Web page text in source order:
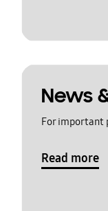
News
For important
Read more